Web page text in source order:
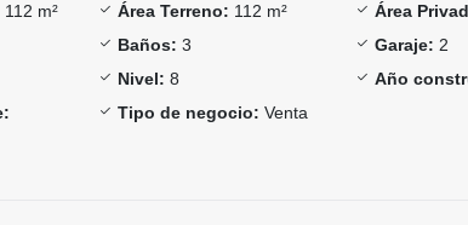
112 m² Área Terreno: 112 m² Área
Baños: 3 Garaje: 2
Nivel: 8 Año
Tipo de negocio: Venta